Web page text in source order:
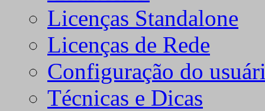
Licenças Standalone
Licenças de Rede
Configuração do
Técnicas e Dicas